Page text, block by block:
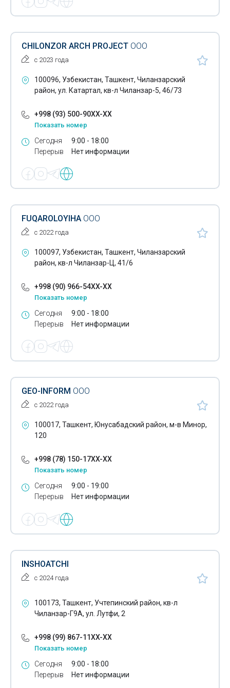
CHILONZOR ARCH PROJECT ООО
с 2023 года
100096, Узбекистан, Ташкент, Чиланзарский
район, ул. Катартал, кв-л Чиланзар-5, 46/73
+998 (93) 500-90XX-XX
Показать номер
Сегодня
Перерыв
9:00 - 18:00
Нет информации
FUQAROLOYIHA ООО
с 2022 года
100097, Узбекистан, Ташкент, Чиланзарский
район, кв-л Чиланзар-Ц, 41/6
+998 (90) 966-54XX-XX
Показать номер
Сегодня
Перерыв
9:00 - 18:00
Нет информации
GEO-INFORM ООО
с 2022 года
100017, Ташкент, Юнусабадский район, м-в Минор,
120
+998 (78) 150-17XX-XX
Показать номер
Сегодня
Перерыв
9:00 - 19:00
Нет информации
INSHOATCHI
с 2024 года
100173, Ташкент, Учтепинский район, кв-л
Чиланзар-Г9А, ул. Лутфи, 2
+998 (99) 867-11XX-XX
Показать номер
Сегодня
Перерыв
9:00 - 18:00
Нет информации